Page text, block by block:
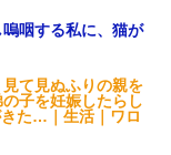
咽する私に、猫が
て見ぬふりの親を
子を妊娠したらし
た…｜生活｜ワロ